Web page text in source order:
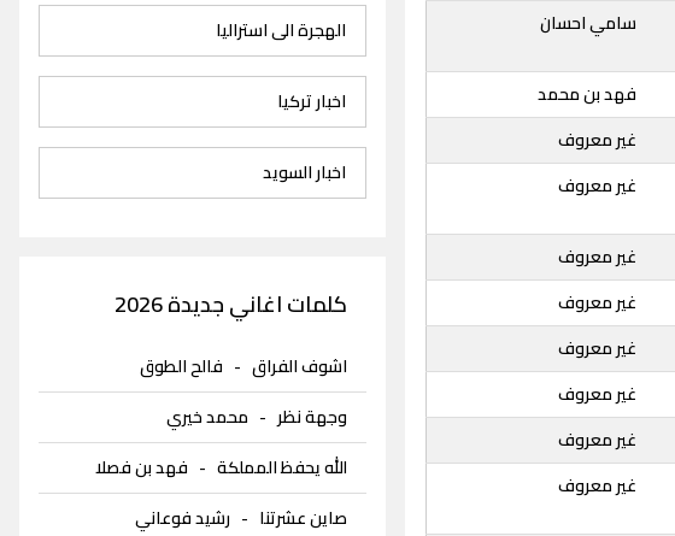
سامي احسان
فهد بن محمد
غير معروف
غير معروف
غير معروف
غير معروف
غير معروف
غير معروف
غير معروف
غير معروف
الهجرة الى استراليا
اخبار تركيا
اخبار السويد
كلمات اغاني جديدة 2026
اشوف الفراق- فالح الطوق
وجهة نظر - محمد خيري
الله يحفظ المملكة- فهد بن فصلا
صاين عشرتنا - رشيد فوعاني